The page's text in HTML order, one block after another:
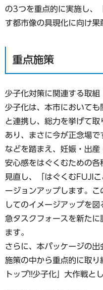
の3つを重点的に実施し、
す都市像の具現化に向け果
重点施策
少子化対策に関連する取組
少子化は、本市において
と連携し、総力を挙げて
あり、まさに今が正念場
などを踏まえ、妊娠・出産
安心感をはぐくむための
見直し、「はぐくむFUJI
ージョンアップします。
してのイメージアップを
急タスクフォースを新た
ます。
さらに、本パッケージの
施策の中から重点的に取
トップ!!少子化」大作戦と